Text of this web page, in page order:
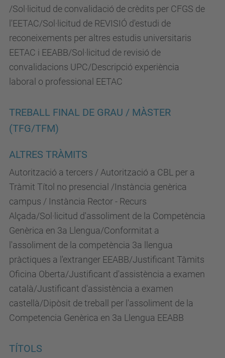
/Sol·licitud de convalidació de crèdits per CFGS de
l'EETAC/Sol·licitud de REVISIÓ d'estudi de
reconeixements per altres estudis universitaris
EETAC i EEABB/Sol·licitud de revisió de
convalidacions UPC/Descripció experiència
laboral o professional EETAC
TREBALL FINAL DE GRAU / MÀSTER
(TFG/TFM)
ALTRES TRÀMITS
Autorització a tercers / Autorització a CBL per a
Tràmit Títol no presencial /Instància genèrica
campus / Instància Rector - Recurs
Alçada/Sol·licitud d'assoliment de la Competència
Genèrica en 3a Llengua/Conformitat a
l'assoliment de la competència 3a llengua
pràctiques a l'extranger EEABB/Justificant Tàmits
Oficina Oberta/Justificant d'assistència a examen
català/Justificant d'assistència a examen
castellà/Dipòsit de treball per l'assoliment de la
Competencia Genèrica en 3a Llengua EEABB
TÍTOLS